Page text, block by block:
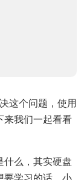
这个问题，使用
来我们一起看看
什么，其实硬盘
要学习的话，小